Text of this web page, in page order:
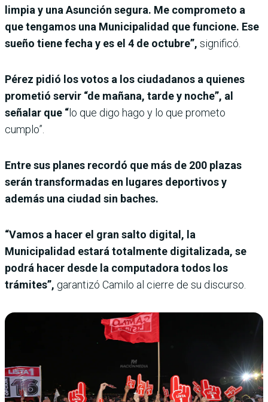
limpia y una Asunción segura. Me comprometo a
que tengamos una Municipalidad que funcione. Ese
sueño tiene fecha y es el 4 de octubre”, significó.
Pérez pidió los votos a los ciudadanos a quienes
prometió servir “de mañana, tarde y noche”, al
señalar que “lo que digo hago y lo que prometo
cumplo”.
Entre sus planes recordó que más de 200 plazas
serán transformadas en lugares deportivos y
además una ciudad sin baches.
“Vamos a hacer el gran salto digital, la
Municipalidad estará totalmente digitalizada, se
podrá hacer desde la computadora todos los
trámites”, garantizó Camilo al cierre de su discurso.